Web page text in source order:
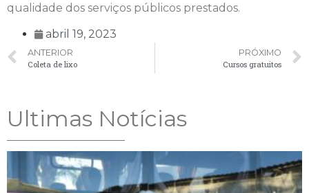
qualidade dos serviços públicos prestados.
abril 19, 2023
ANTERIOR
Coleta de lixo
PRÓXIMO
Cursos gratuitos
Ultimas Notícias